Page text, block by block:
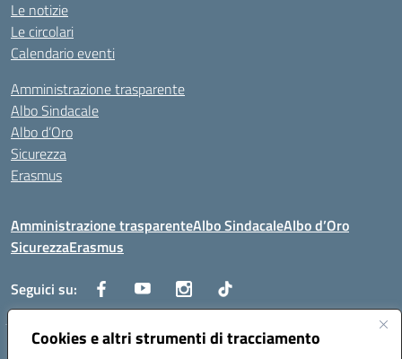
Cookies e altri strumenti di tracciamento
Le notizie
Le circolari
Calendario eventi
Amministrazione trasparente
Albo Sindacale
Albo d’Oro
Sicurezza
Erasmus
Amministrazione trasparenteAlbo SindacaleAlbo d’Oro
SicurezzaErasmus
Seguici su: